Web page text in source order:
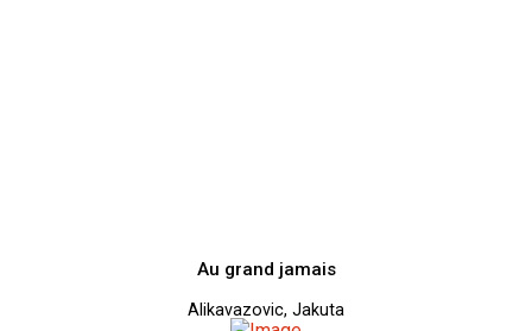
Au grand jamais
Alikavazovic, Jakuta